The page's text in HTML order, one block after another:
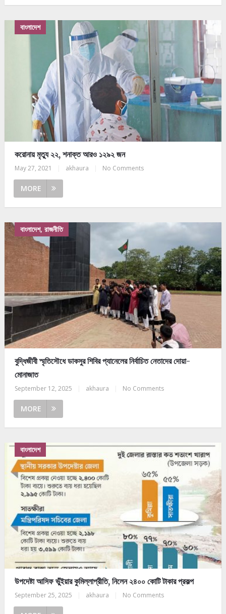
বাংলাদেশ
করোনায় মৃত্যু ২২, শনাক্ত আরও ১২৯২ জন
May 27, 2021 akhaura No Comments
MORE
বাংলাদেশ, রাজনীতি
বুদ্ধিজীবী স্মৃতিসৌধে ডাকসুর শিবির প্যানেলের নির্বাচিত নেতাদের দোয়া-
মোনাজাত
September 12, 2025 akhaura No Comments
MORE
বাংলাদেশ
উপদেষ্টা আসিফ ভুঁইয়ার কুমিল্লাপ্রীতি, নিলেন ২৪০০ কোটি টাকার প্রকল্প
September 25, 2025 akhaura No Comments